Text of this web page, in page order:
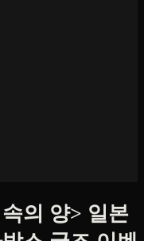
의 양> 일본